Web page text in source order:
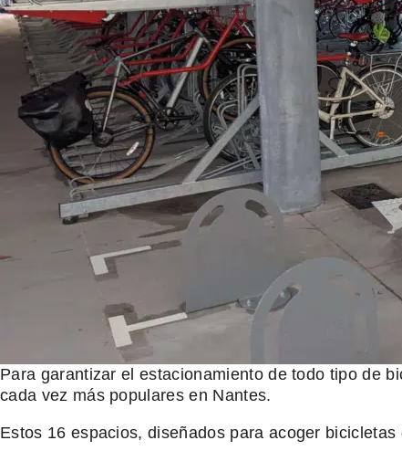
Para garantizar el estacionamiento de todo tipo de
cada vez más populares en Nantes.
Estos 16 espacios, diseñados para acoger